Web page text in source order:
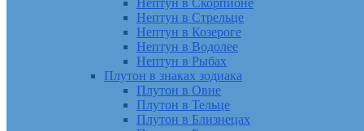
Нептун в Скорпионе
Нептун в Стрельце
Нептун в Козероге
Нептун в Водолее
Нептун в Рыбах
Плутон в знаках зодиака
Плутон в Овне
Плутон в Тельце
Плутон в Близнецах